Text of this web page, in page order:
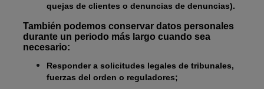
quejas de clientes o denuncias de denuncias).
También podemos conservar datos personales
durante un periodo más largo cuando sea
necesario:
Responder a solicitudes legales de tribunales,
fuerzas del orden o reguladores;